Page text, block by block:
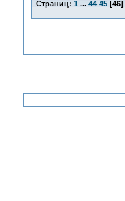
Страниц: 1 ... 44 45[46]